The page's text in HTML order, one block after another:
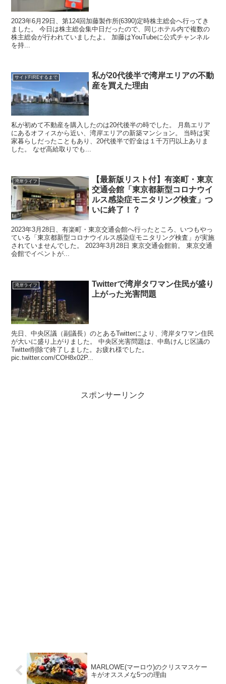
2023年6月29日、第124回加藤製作所(6390)定時株主総会へ行ってき
ました。 今日は株主総会集中日だったので、同じホテル内で複数の
株主総会が行われていましたよ。 加藤はYouTubeに公式チャンネル
を持...
サイドFIREするまで
私が20代後半で湾岸エリアの不動
産を買えた理由
私が初めて不動産を購入したのは20代後半の時でした。 月島エリア
にあるオフィスから近い、湾岸エリアの新築マンション。 当時は実
家暮らしだったこともあり、20代後半で貯金は１千万円以上ありま
した。 なぜ高給取りでも...
湾岸ライフ
【最新版リスト付】有楽町・東京
交通会館「東京都新型コロナウイ
ルス感染症モニタリング検査」つ
いに終了！？
2023年3月28日、有楽町・東京交通会館へ行ったところ、いつもやっ
ている「東京都新型コロナウイルス感染症モニタリング検査」が実施
されていませんでした。 2023年3月28日 東京交通会館前。 東京交通
会館でイベントが...
湾岸ライフ
Twitterで湾岸タワマン住民が盛り
上がった光害問題
先日、中央区議（副議長）のとあるTwitterにより、湾岸タワマン住民
が大いに盛り上がりました。 中央区光害問題は、中島けんじ区議の
Twitter削除で終了しました。お疲れ様でした。
pic.twitter.com/COH8x02P...
スポンサーリンク
MARLOWE(マーロウ)のクリスマスケー
キがオススメな5つの理由